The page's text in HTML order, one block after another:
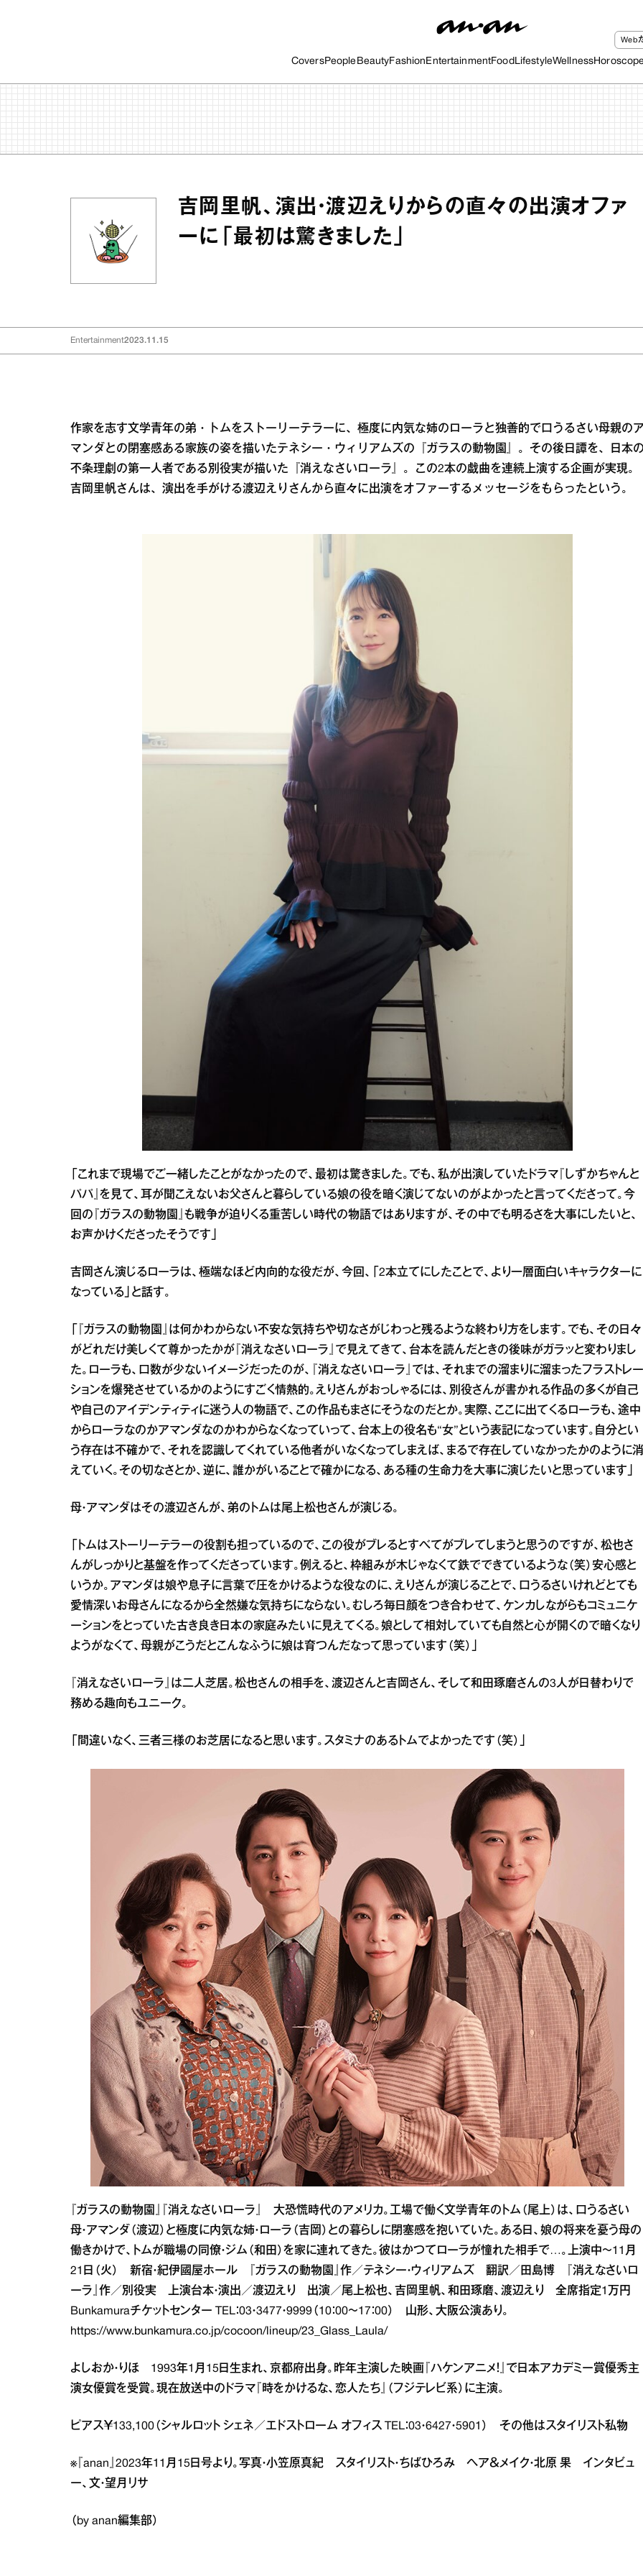
CoversPeople BeautyFashion EntertainmentFood LifestyleWellness
Web
吉岡里帆、演出・渡辺えりからの直々の出演オファ
ーに「最初は驚きました」
Entertainment2023.11.15
作家を志す文学青年の弟・トムをストーリーテラーに、極度に内気な姉のローラと独善的で口うるさい母親の
マンダとの閉塞感ある家族の姿を描いたテネシー・ウィリアムズの『ガラスの動物園』。その後日譚を、日本
不条理劇の第一人者である別役実が描いた『消えなさいローラ』。この2本の戯曲を連続上演する企画が実現。
吉岡里帆さんは、演出を手がける渡辺えりさんから直々に出演をオファーするメッセージをもらったという。
「これまで現場でご一緒したことがなかったので、最初は驚きました。でも、私が出演していたドラマ『しずかちゃんと
パパ』を見て、耳が聞こえないお父さんと暮らしている娘の役を暗く演じてないのがよかったと言ってくださって。今
回の『ガラスの動物園』も戦争が迫りくる重苦しい時代の物語ではありますが、その中でも明るさを大事にしたいと、
お声かけくださったそうです」
吉岡さん演じるローラは、極端なほど内向的な役だが、今回、「2本立てにしたことで、より一層面白いキャラクターに
なっている」と話す。
「『ガラスの動物園』は何かわからない不安な気持ちや切なさがじわっと残るような終わり方をします。でも、その日々
がどれだけ美しくて尊かったかが『消えなさいローラ』で見えてきて、台本を読んだときの後味がガラッと変わりまし
た。ローラも、口数が少ないイメージだったのが、『消えなさいローラ』では、それまでの溜まりに溜まったフラストレー
ションを爆発させているかのようにすごく情熱的。えりさんがおっしゃるには、別役さんが書かれる作品の多くが自己
や自己のアイデンティティに迷う人の物語で、この作品もまさにそうなのだとか。実際、ここに出てくるローラも、途中
からローラなのかアマンダなのかわからなくなっていって、台本上の役名も“女”という表記になっています。自分とい
う存在は不確かで、それを認識してくれている他者がいなくなってしまえば、まるで存在していなかったかのように消
えていく。その切なさとか、逆に、誰かがいることで確かになる、ある種の生命力を大事に演じたいと思っています」
母・アマンダはその渡辺さんが、弟のトムは尾上松也さんが演じる。
「トムはストーリーテラーの役割も担っているので、この役がブレるとすべてがブレてしまうと思うのですが、松也さ
んがしっかりと基盤を作ってくださっています。例えると、枠組みが木じゃなくて鉄でできているような（笑）安心感と
いうか。アマンダは娘や息子に言葉で圧をかけるような役なのに、えりさんが演じることで、口うるさいけれどとても
愛情深いお母さんになるから全然嫌な気持ちにならない。むしろ毎日顔をつき合わせて、ケンカしながらもコミュニケ
ーションをとっていた古き良き日本の家庭みたいに見えてくる。娘として相対していても自然と心が開くので暗くなり
ようがなくて、母親がこうだとこんなふうに娘は育つんだなって思っています（笑）」
『消えなさいローラ』は二人芝居。松也さんの相手を、渡辺さんと吉岡さん、そして和田琢磨さんの3人が日替わりで
務める趣向もユニーク。
「間違いなく、三者三様のお芝居になると思います。スタミナのあるトムでよかったです（笑）」
『ガラスの動物園』『消えなさいローラ』 大恐慌時代のアメリカ。工場で働く文学青年のトム（尾上）は、口うるさい
母・アマンダ（渡辺）と極度に内気な姉・ローラ（吉岡）との暮らしに閉塞感を抱いていた。ある日、娘の将来を憂う母の
働きかけで、トムが職場の同僚・ジム（和田）を家に連れてきた。彼はかつてローラが憧れた相手で…。上演中～11月
21日（火） 新宿・紀伊國屋ホール 『ガラスの動物園』作／テネシー・ウィリアムズ 翻訳／田島博 『消えなさいロ
ーラ』作／別役実 上演台本・演出／渡辺えり 出演／尾上松也、吉岡里帆、和田琢磨、渡辺えり 全席指定1万円
Bunkamuraチケットセンター TEL：03・3477・9999（10：00～17：00） 山形、大阪公演あり。
https://www.bunkamura.co.jp/cocoon/lineup/23_Glass_Laula/
よしおか・りほ 1993年1月15日生まれ、京都府出身。昨年主演した映画『ハケンアニメ！』で日本アカデミー賞優秀主
演女優賞を受賞。現在放送中のドラマ『時をかけるな、恋人たち』（フジテレビ系）に主演。
ピアス￥133,100（シャルロット シェネ／エドストローム オフィス TEL：03・6427・5901） その他はスタイリスト私物
※『anan』2023年11月15日号より。写真・小笠原真紀 スタイリスト・ちばひろみ ヘア＆メイク・北原 果 インタビュ
ー、文・望月リサ
（by anan編集部）